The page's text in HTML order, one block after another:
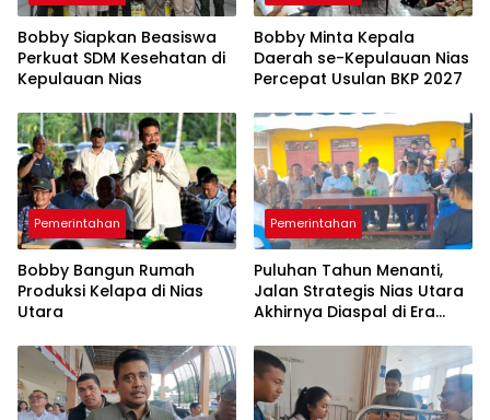
Bobby Siapkan Beasiswa
Perkuat SDM Kesehatan di
Kepulauan Nias
Bobby Minta Kepala
Daerah se-Kepulauan Nias
Percepat Usulan BKP 2027
Pemerintahan
Bobby Bangun Rumah
Produksi Kelapa di Nias
Utara
Pemerintahan
Puluhan Tahun Menanti,
Jalan Strategis Nias Utara
Akhirnya Diaspal di Era